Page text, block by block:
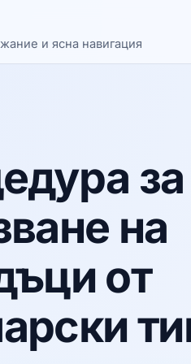
и ясна навигация
за
на
от